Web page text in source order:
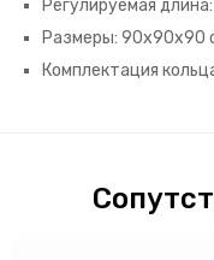
Регулируемая
Размеры: 90х90х90
Комплектация